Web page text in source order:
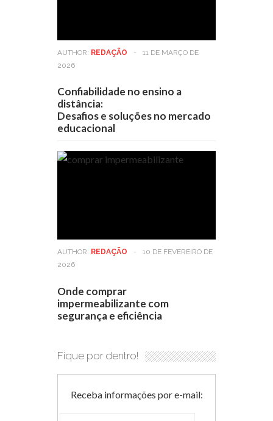
AUTHOR: REDAÇÃO -
11 DE MARÇO DE
2026
Confiabilidade no ensino a
distância:
Desafios e soluções no mercado
educacional
AUTHOR: REDAÇÃO -
10 DE FEVEREIRO DE
2026
Onde comprar
impermeabilizante com
segurança e eficiência
Fique por dentro!
Receba informações por e-mail: